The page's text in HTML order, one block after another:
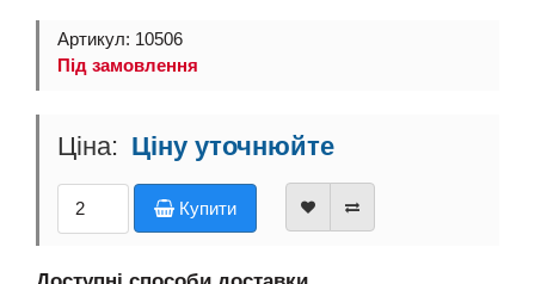
Артикул: 10506
Під замовлення
Ціну уточнюйте
Купити